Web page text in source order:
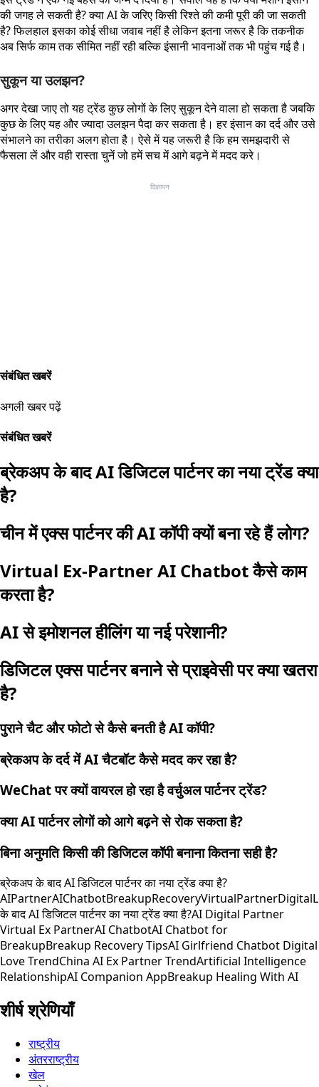
की जगह ले सकती है? क्या AI के जरिए किसी रिश्ते की कमी पूरी की जा सकती
है? फिलहाल इसका कोई सीधा जवाब नहीं है लेकिन इतना जरूर है कि तकनीक
अब सिर्फ काम तक सीमित नहीं रही बल्कि इंसानी भावनाओं तक भी पहुंच गई है।
सुकून या उलझन?
अगर देखा जाए तो यह ट्रेंड कुछ लोगों के लिए सुकून देने वाला हो सकता है जबकि
कुछ के लिए यह और ज्यादा उलझन पैदा कर सकता है। हर इंसान का दर्द और उसे
संभालने का तरीका अलग होता है। ऐसे में यह जरूरी है कि हम समझदारी से
फैसला लें और वही रास्ता चुनें जो हमें सच में आगे बढ़ने में मदद करे।
विज्ञापन
संबंधित खबरें
अगली खबर पढ़ें
संबंधित खबरें
ब्रेकअप के बाद AI डिजिटल पार्टनर का नया ट्रेंड क्या
है?
चीन में एक्स पार्टनर की AI कॉपी क्यों बना रहे हैं लोग?
Virtual Ex-Partner AI Chatbot कैसे काम
करता है?
AI से इमोशनल हीलिंग या नई परेशानी?
डिजिटल एक्स पार्टनर बनाने से प्राइवेसी पर क्या खतरा
है?
पुराने चैट और फोटो से कैसे बनती है AI कॉपी?
ब्रेकअप के दर्द में AI चैटबॉट कैसे मदद कर रहा है?
WeChat पर क्यों वायरल हो रहा है वर्चुअल पार्टनर ट्रेंड?
क्या AI पार्टनर लोगों को आगे बढ़ने से रोक सकता है?
बिना अनुमति किसी की डिजिटल कॉपी बनाना कितना सही है?
ब्रेकअप के बाद AI डिजिटल पार्टनर का नया ट्रेंड क्या है?
AIPartnerAIChatbotBreakupRecoveryVirtualPartner
के बाद AI डिजिटल पार्टनर का नया ट्रेंड क्या है?AI Digital Partner
Virtual Ex PartnerAI ChatbotAI Chatbot for
BreakupBreakup Recovery TipsAI Girlfriend Chatbot Digital
Love TrendChina AI Ex Partner TrendArtificial Intelligence
RelationshipAI Companion AppBreakup Healing With AI
शीर्ष श्रेणियाँ
राष्ट्रीय
अंतरराष्ट्रीय
खेल